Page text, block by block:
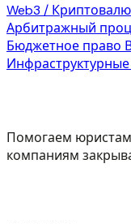
Web3 /
Арбитражный
Бюджетное право
Помогаем
компаниям